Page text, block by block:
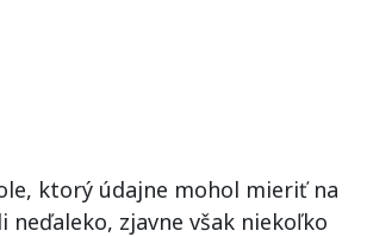
ktorý údajne mohol mieriť na
neďaleko, zjavne však niekoľko